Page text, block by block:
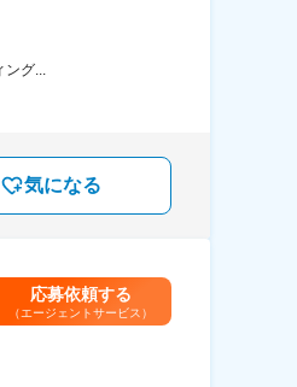
ング...
気になる
応募依頼する
（エージェントサービス）